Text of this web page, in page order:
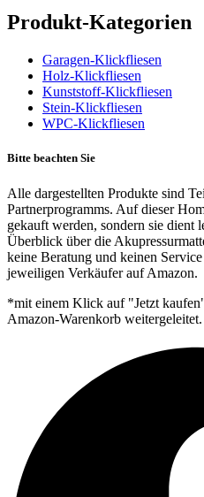
Produkt-Kategorien
Garagen-Klickfliesen
Holz-Klickfliesen
Kunststoff-Klickfliesen
Stein-Klickfliesen
WPC-Klickfliesen
Bitte beachten Sie
Alle dargestellten Produkte sind
Partnerprogramms. Auf dieser
gekauft werden, sondern sie dient
Überblick über die
keine Beratung und keinen
jeweiligen Verkäufer auf Amazon.
*mit einem Klick auf "Jetzt
Amazon-Warenkorb weitergeleitet.